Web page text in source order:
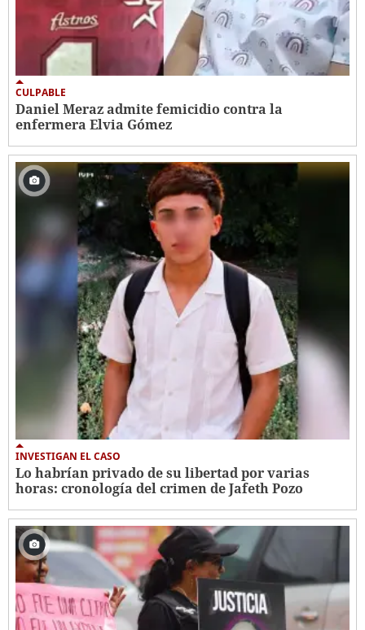
CULPABLE
Daniel Meraz admite femicidio contra la
enfermera Elvia Gómez
INVESTIGAN EL CASO
Lo habrían privado de su libertad por varias
horas: cronología del crimen de Jafeth Pozo